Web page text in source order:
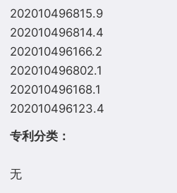
202010496815.9
202010496814.4
202010496166.2
202010496802.1
202010496168.1
专利分类：